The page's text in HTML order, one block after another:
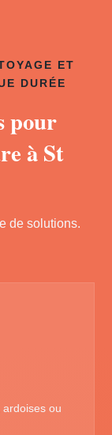
ET
DURÉE
pour
à St
de solutions.
ou